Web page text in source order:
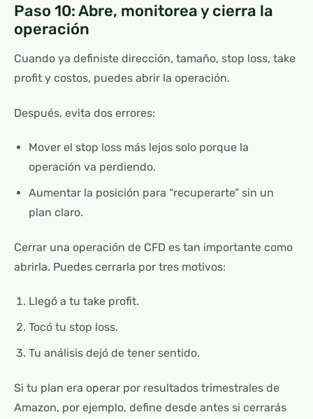
Paso 10: Abre, monitorea y cierra la
operación
Cuando ya definiste dirección, tamaño, stop loss, take
profit y costos, puedes abrir la operación.
Después, evita dos errores:
Mover el stop loss más lejos solo porque la
operación va perdiendo.
Aumentar la posición para “recuperarte” sin un
plan claro.
Cerrar una operación de CFD es tan importante como
abrirla. Puedes cerrarla por tres motivos:
Llegó a tu take profit.
Tocó tu stop loss.
Tu análisis dejó de tener sentido.
Si tu plan era operar por resultados trimestrales de
Amazon, por ejemplo, define desde antes si cerrarás